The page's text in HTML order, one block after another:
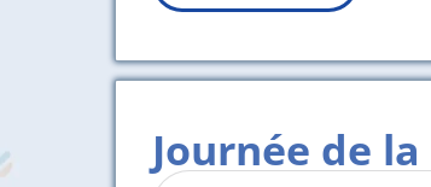
Journée de